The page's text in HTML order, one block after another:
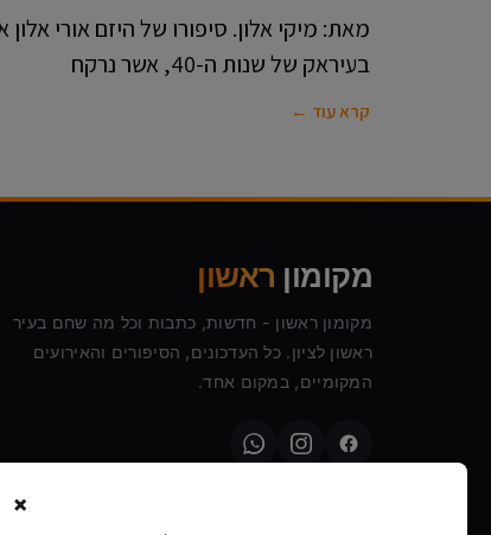
מאת: מיקי אלון. סיפורו של היזם אורי
בעיראק של שנות ה-40, אשר נרקח
קרא עוד ←
מקומון ראשון
מקומון ראשון - חדשות, כתבות וכל מה שחם בעיר
ראשון לציון. כל העדכונים, הסיפורים והאירועים
המקומיים, במקום אחד.
×